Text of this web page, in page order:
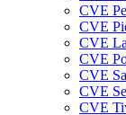
CVE
CVE
CVE
CVE
CVE
CVE
CVE